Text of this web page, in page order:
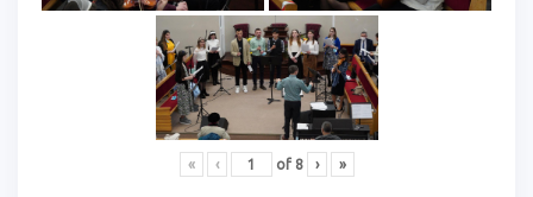
« ‹ of 8 › »